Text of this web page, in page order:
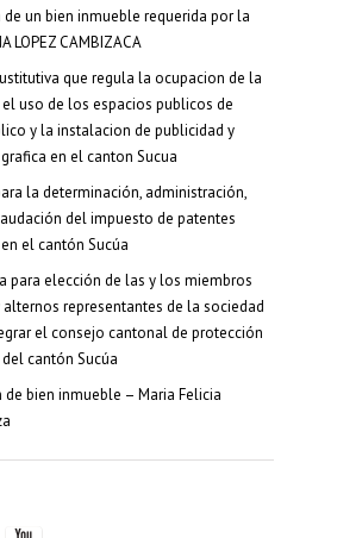
de un bien inmueble requerida por la
LOPEZ CAMBIZACA
que regula la ocupacion de la
uso de los espacios publicos de
y la instalacion de publicidad y
en el canton Sucua
la determinación, administración,
del impuesto de patentes
el cantón Sucúa
para elección de las y los miembros
representantes de la sociedad
el consejo cantonal de protección
cantón Sucúa
de bien inmueble – Maria Felicia